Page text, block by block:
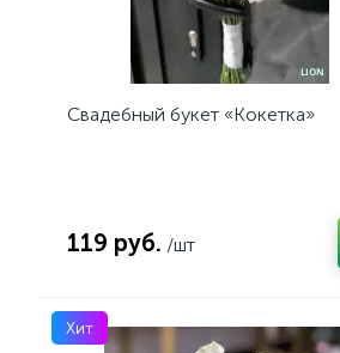
Свадебный букет «Кокетка»
119 руб. /шт
Хит